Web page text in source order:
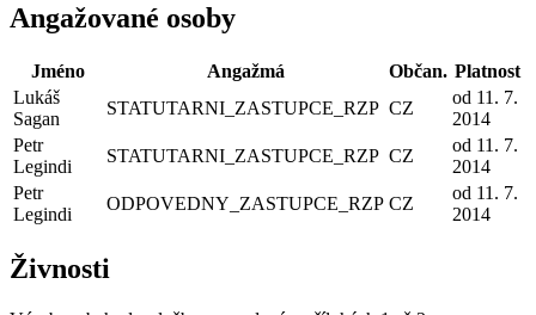
Angažované osoby
Jméno Angažmá Občan. Platnost
Lukáš
Sagan
STATUTARNI_ZASTUPCE_RZP CZ
od 11. 7.
2014
Petr
Legindi
STATUTARNI_ZASTUPCE_RZP CZ
od 11. 7.
2014
Petr
Legindi
ODPOVEDNY_ZASTUPCE_RZP CZ
od 11. 7.
2014
Živnosti